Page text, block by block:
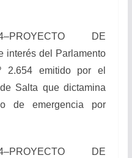
DE
interés del Parlamento
2.654 emitido por el
Salta que dictamina
de emergencia por
DE